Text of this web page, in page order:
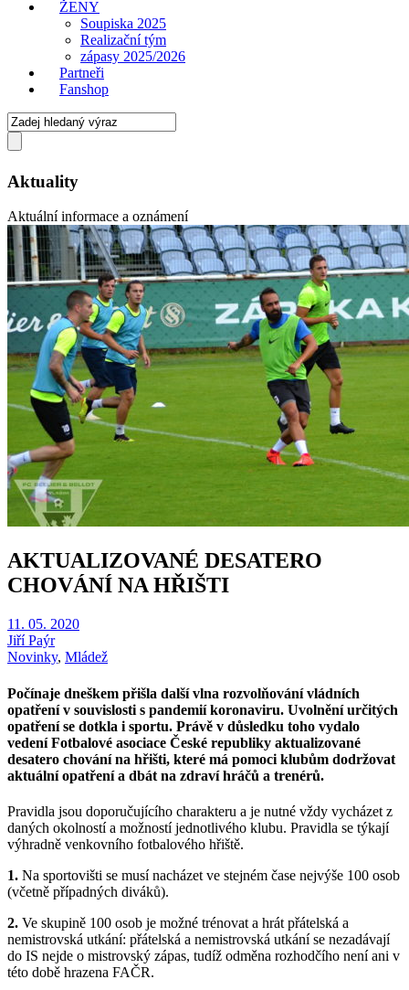
ŽENY
Soupiska 2025
Realizační tým
zápasy 2025/2026
Partneři
Fanshop
Aktuality
Aktuální informace a oznámení
AKTUALIZOVANÉ DESATERO
CHOVÁNÍ NA HŘIŠTI
11. 05. 2020
Jiří Paýr
Novinky, Mládež
Počínaje dneškem přišla další vlna rozvolňování vládních
opatření v souvislosti s pandemií koronaviru. Uvolnění určitých
opatření se dotkla i sportu. Právě v důsledku toho vydalo
vedení Fotbalové asociace České republiky aktualizované
desatero chování na hřišti, které má pomoci klubům dodržovat
aktuální opatření a dbát na zdraví hráčů a trenérů.
Pravidla jsou doporučujícího charakteru a je nutné vždy vycházet z
daných okolností a možností jednotlivého klubu. Pravidla se týkají
výhradně venkovního fotbalového hřiště.
1. Na sportovišti se musí nacházet ve stejném čase nejvýše 100 osob
(včetně případných diváků).
2. Ve skupině 100 osob je možné trénovat a hrát přátelská a
nemistrovská utkání: přátelská a nemistrovská utkání se nezadávají
do IS nejde o mistrovský zápas, tudíž odměna rozhodčího není ani v
této době hrazena FAČR.